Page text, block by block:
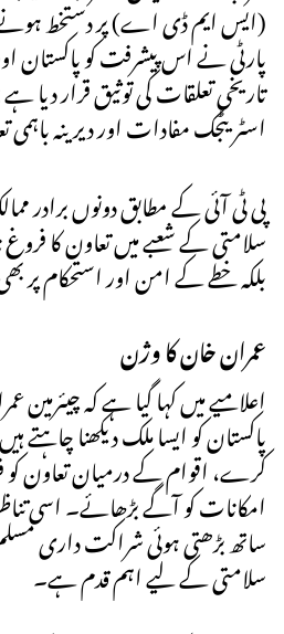
(ایس ایم ڈی اے) پر دستخط ہونے
پارٹی نے اس پیشرفت کو
تاریخی تعلقات کی توثیق قرار دیا
اسٹریٹجک مفادات اور دیرینہ باہمی
پی ٹی آئی کے مطابق دونوں برادر
سلامتی کے شعبے میں تعاون کا
بلکہ خطے کے امن اور استحکام پر
عمران خان کا وژن
اعلامیے میں کہا گیا ہے کہ
پاکستان کو ایسا ملک دیکھنا چاہتے
کرے، اقوام کے درمیان تعاون
امکانات کو آگے بڑھائے۔ اسی
ساتھ بڑھتی ہوئی شراکت داری
سلامتی کے لیے اہم قدم ہے۔